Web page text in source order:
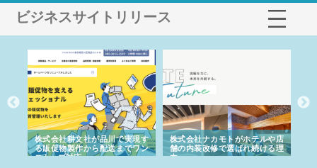
ビジネスサイトリリース
株式会社耕文社が品川で実現す
る販促物製作から配送までワン
ストップ対応
株式会社ナカモトがホテルや店
舗の内装改修で選ばれ続ける理
由